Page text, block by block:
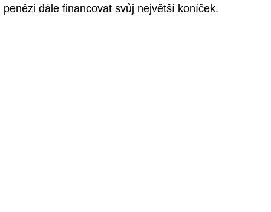
penězi dále financovat svůj největší koníček.